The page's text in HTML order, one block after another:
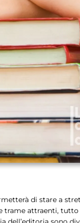
di stare a
trame attraenti,